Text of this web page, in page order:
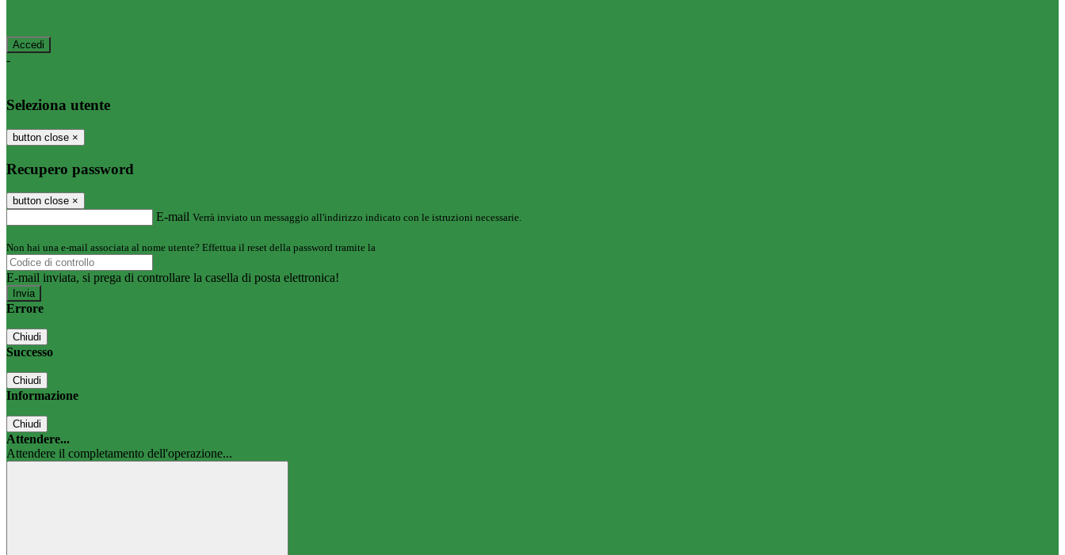
-
Seleziona utente
button close ×
Recupero password
button close ×
E-mail Verrà inviato un messaggio all'indirizzo indicato con le istruzioni necessarie.
Non hai una e-mail associata al nome utente? Effettua il reset della password tramite la
E-mail inviata, si prega di controllare la casella di posta elettronica!
Errore
Chiudi
Successo
Chiudi
Informazione
Chiudi
Attendere...
Attendere il completamento dell'operazione...